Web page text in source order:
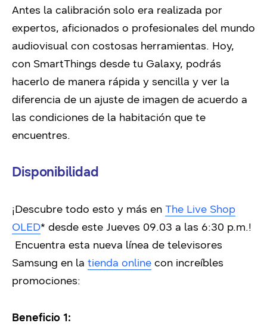
Antes la calibración solo era realizada por
expertos, aficionados o profesionales del mundo
audiovisual con costosas herramientas. Hoy,
con SmartThings desde tu Galaxy, podrás
hacerlo de manera rápida y sencilla y ver la
diferencia de un ajuste de imagen de acuerdo a
las condiciones de la habitación que te
encuentres.
Disponibilidad
¡Descubre todo esto y más en The Live Shop
OLED* desde este Jueves 09.03 a las 6:30 p.m.!
Encuentra esta nueva línea de televisores
Samsung en la tienda online con increíbles
promociones:
Beneficio 1: